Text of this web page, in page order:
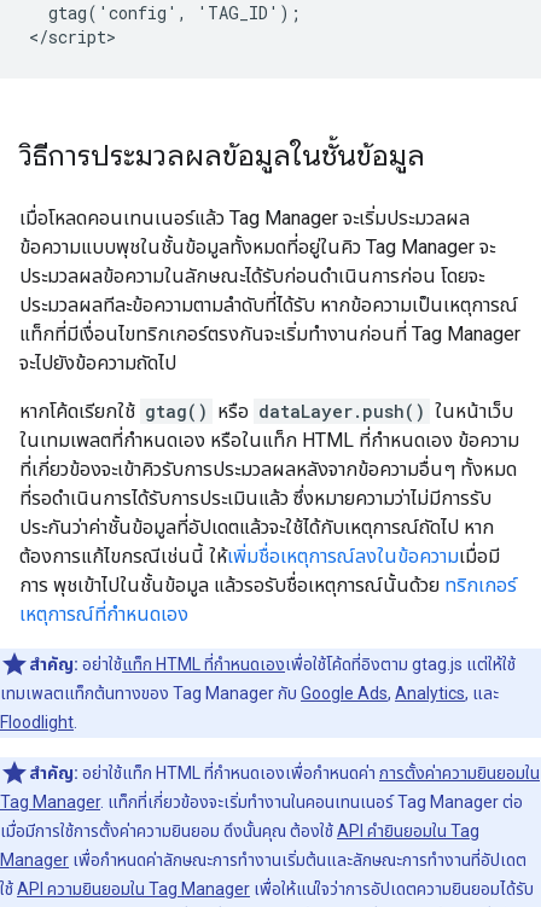
  gtag('config', 'TAG_ID');
วิธีการประมวลผลข้อมูลในชั้นข้อมูล
เมื่อโหลดคอนเทนเนอร์แล้ว Tag Manager จะเริ่มประมวลผล
ข้อความแบบพุชในชั้นข้อมูลทั้งหมดที่อยู่ในคิว Tag Manager จะ
ประมวลผลข้อความในลักษณะได้รับก่อนดำเนินการก่อน โดยจะ
ประมวลผลทีละข้อความตามลำดับที่ได้รับ หากข้อความเป็นเหตุการณ์
แท็กที่มีเงื่อนไขทริกเกอร์ตรงกันจะเริ่มทำงานก่อนที่ Tag Manager
จะไปยังข้อความถัดไป
หากโค้ดเรียกใช้ gtag() หรือ dataLayer.push() ในหน้าเว็บ
ในเทมเพลตที่กำหนดเอง หรือในแท็ก HTML ที่กําหนดเอง ข้อความ
ที่เกี่ยวข้องจะเข้าคิวรับการประมวลผลหลังจากข้อความอื่นๆ ทั้งหมด
ที่รอดําเนินการได้รับการประเมินแล้ว ซึ่งหมายความว่าไม่มีการรับ
ประกันว่าค่าชั้นข้อมูลที่อัปเดตแล้วจะใช้ได้กับเหตุการณ์ถัดไป หาก
ต้องการแก้ไขกรณีเช่นนี้ ให้เพิ่มชื่อเหตุการณ์ลงในข้อความเมื่อมี
การ พุชเข้าไปในชั้นข้อมูล แล้วรอรับชื่อเหตุการณ์นั้นด้วย ทริกเกอร์
เหตุการณ์ที่กําหนดเอง
สำคัญ: อย่าใช้แท็ก HTML ที่กําหนดเองเพื่อใช้โค้ดที่อิงตาม gtag.js แต่ให้ใช้
เทมเพลตแท็กต้นทางของ Tag Manager กับ Google Ads, Analytics, และ
Floodlight
สำคัญ: อย่าใช้แท็ก HTML ที่กำหนดเองเพื่อกำหนดค่า การตั้งค่าความยินยอมใน
Tag Manager. แท็กที่เกี่ยวข้องจะเริ่มทํางานในคอนเทนเนอร์ Tag Manager ต่อ
เมื่อมีการใช้การตั้งค่าความยินยอม ดึงนั้นคุณ ต้องใช้API คํายินยอมใน Tag
Manager เพื่อกำหนดค่าลักษณะการทำงานเริ่มต้นและลักษณะการทำงานที่อัปเดต
ใช้API ความยินยอมใน Tag Manager เพื่อให้แน่ใจว่าการอัปเดตความยินยอมได้รับ